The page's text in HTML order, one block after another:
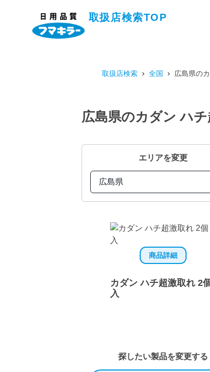
取扱店検索TOP
取扱店検索 全国 広島県の
広島県のカダン ハ
エリアを変更
広島県
商品詳細
カダン ハチ超激取れ 2個
入
探したい製品を変更する